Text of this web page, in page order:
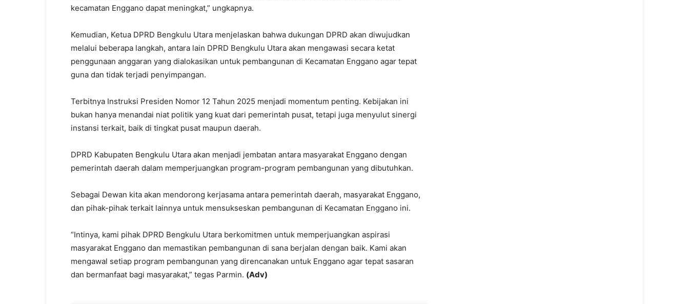
kecamatan Enggano dapat meningkat,” ungkapnya.
Kemudian, Ketua DPRD Bengkulu Utara menjelaskan bahwa dukungan DPRD akan diwujudkan
melalui beberapa langkah, antara lain DPRD Bengkulu Utara akan mengawasi secara ketat
penggunaan anggaran yang dialokasikan untuk pembangunan di Kecamatan Enggano agar tepat
guna dan tidak terjadi penyimpangan.
Terbitnya Instruksi Presiden Nomor 12 Tahun 2025 menjadi momentum penting. Kebijakan ini
bukan hanya menandai niat politik yang kuat dari pemerintah pusat, tetapi juga menyulut sinergi
instansi terkait, baik di tingkat pusat maupun daerah.
DPRD Kabupaten Bengkulu Utara akan menjadi jembatan antara masyarakat Enggano dengan
pemerintah daerah dalam memperjuangkan program-program pembangunan yang dibutuhkan.
Sebagai Dewan kita akan mendorong kerjasama antara pemerintah daerah, masyarakat Enggano,
dan pihak-pihak terkait lainnya untuk mensukseskan pembangunan di Kecamatan Enggano ini.
“Intinya, kami pihak DPRD Bengkulu Utara berkomitmen untuk memperjuangkan aspirasi
masyarakat Enggano dan memastikan pembangunan di sana berjalan dengan baik. Kami akan
mengawal setiap program pembangunan yang direncanakan untuk Enggano agar tepat sasaran
dan bermanfaat bagi masyarakat,” tegas Parmin. (Adv)